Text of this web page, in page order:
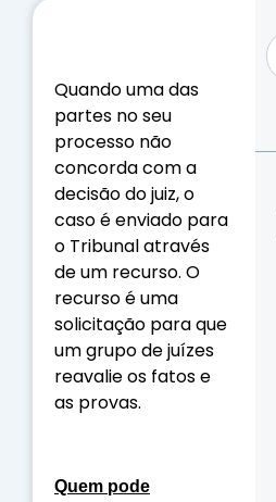
Quando uma das
partes no seu
processo não
concorda com a
decisão do juiz, o
caso é enviado para
o Tribunal através
de um recurso. O
recurso é uma
solicitação para que
um grupo de juízes
reavalie os fatos e
as provas.
Quem pode